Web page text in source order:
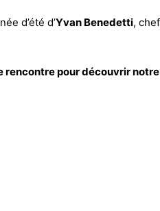
d’été d’Yvan Benedetti,
rencontre pour découvrir